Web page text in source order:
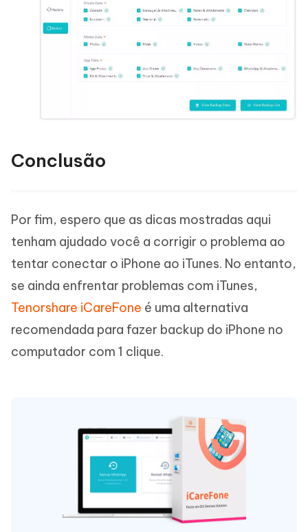
Conclusão
Por fim, espero que as dicas mostradas aqui
tenham ajudado você a corrigir o problema ao
tentar conectar o iPhone ao iTunes. No entanto,
se ainda enfrentar problemas com iTunes,
Tenorshare iCareFone é uma alternativa
recomendada para fazer backup do iPhone no
computador com 1 clique.